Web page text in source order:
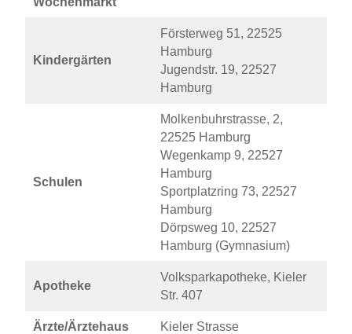
Kindergärten
Försterweg 51, 22525
Hamburg
Jugendstr. 19, 22527
Hamburg
Schulen
Molkenbuhrstrasse, 2,
22525 Hamburg
Wegenkamp 9, 22527
Hamburg
Sportplatzring 73, 22527
Hamburg
Dörpsweg 10, 22527
Hamburg (Gymnasium)
Apotheke
Volksparkapotheke, Kieler
Str. 407
Ärzte/Ärztehaus Kieler Strasse